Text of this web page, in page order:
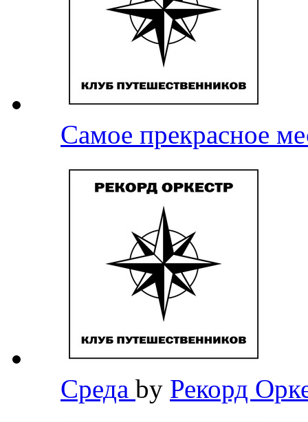
Самое прекрасное
Среда by Рекорд